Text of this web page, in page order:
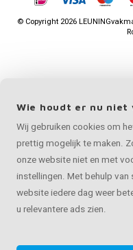
© Copyright 2026
Wie houdt er nu niet
Wij gebruiken cookies om
prettig mogelijk te maken.
onze website niet en met
instellingen. Met behulp
website iedere dag weer
u relevantere ads zien.